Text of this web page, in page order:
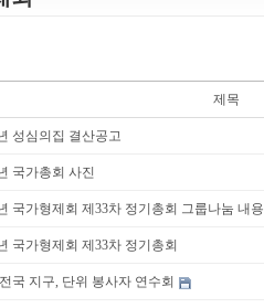
제목
성심의집 결산공고
국가총회 사진
국가형제회 제33차 정기총회 그룹나눔 내용
국가형제회 제33차 정기총회
국 지구, 단위 봉사자 연수회